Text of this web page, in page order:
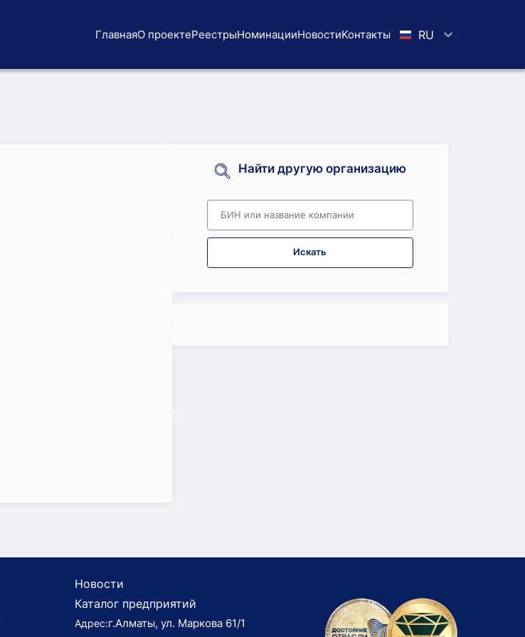
ГлавнаяО проектеРеестрыНоминацииНовостиKoнтaкты RU
Найти другую организацию
Искать
Новости
Каталог предприятий
Адрес:г.Алматы, ул. Маркова 61/1